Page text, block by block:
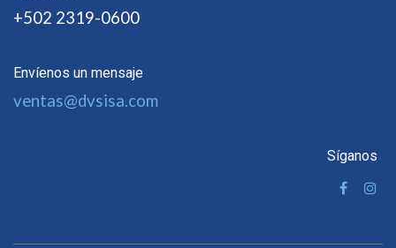
+502 2319-0600
Envíenos un mensaje
ventas@dvsisa.com
Síganos